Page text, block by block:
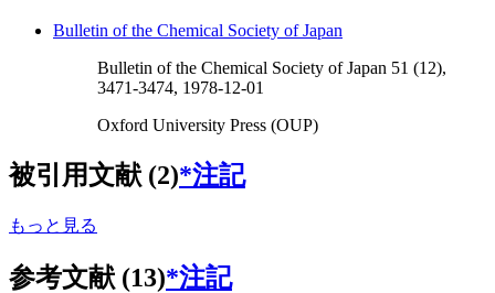
Bulletin of the Chemical Society of Japan
Bulletin of the Chemical Society of Japan 51 (12),
3471-3474, 1978-12-01
Oxford University Press (OUP)
被引用文献 (2)*注記
もっと見る
参考文献 (13)*注記